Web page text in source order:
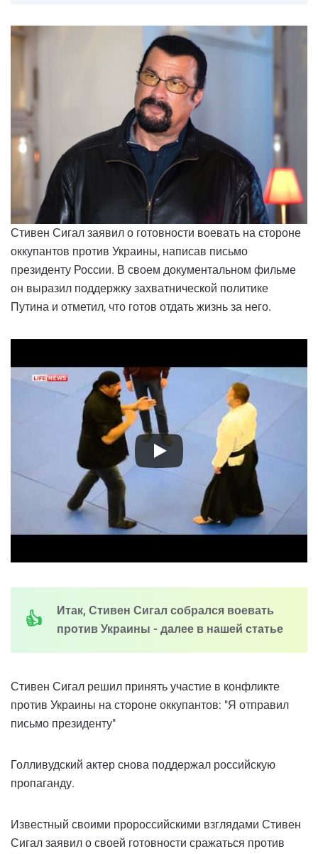
Стивен Сигал заявил о готовности воевать на стороне
оккупантов против Украины, написав письмо
президенту России. В своем документальном фильме
он выразил поддержку захватнической политике
Путина и отметил, что готов отдать жизнь за него.
Итак, Стивен Сигал собрался воевать
против Украины - далее в нашей статье
Стивен Сигал решил принять участие в конфликте
против Украины на стороне оккупантов: "Я отправил
письмо президенту"
Голливудский актер снова поддержал российскую
пропаганду.
Известный своими пророссийскими взглядами Стивен
Сигал заявил о своей готовности сражаться против